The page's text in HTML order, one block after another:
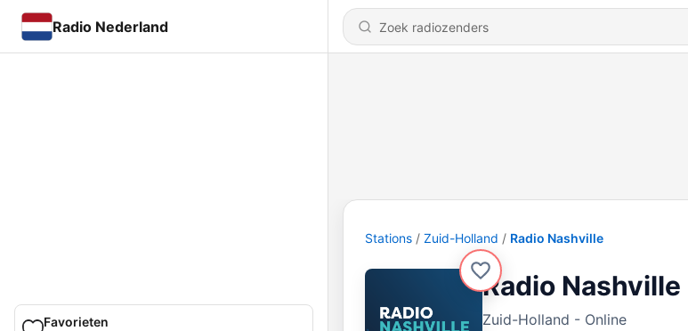
Radio Nederland
Favorieten
Stations Zuid-Holland Radio Nashville
Radio Nashville
Zuid-Holland - Online